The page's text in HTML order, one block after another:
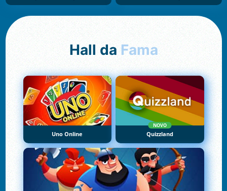
Hall da Fama
Uno Online
NOVO
Quizzland